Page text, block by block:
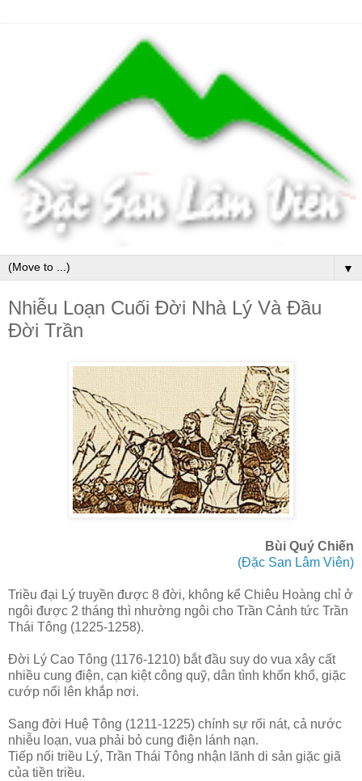
▼
Nhiễu Loạn Cuối Đời Nhà Lý Và Đầu
Đời Trần
Bùi Quý Chiến
(Đặc San Lâm Viên)
Triều đại Lý truyền được 8 đời, không kể Chiêu Hoàng chỉ ở
ngôi được 2 tháng thì nhường ngôi cho Trần Cảnh tức Trần
Thái Tông (1225-1258).
Đời Lý Cao Tông (1176-1210) bắt đầu suy do vua xây cất
nhiều cung điện, cạn kiệt công quỹ, dân tình khốn khổ, giặc
cướp nổi lên khắp nơi.
Sang đời Huệ Tông (1211-1225) chính sự rối nát, cả nước
nhiễu loạn, vua phải bỏ cung điện lánh nạn.
Tiếp nối triều Lý, Trần Thái Tông nhận lãnh di sản giặc giã
của tiền triều.